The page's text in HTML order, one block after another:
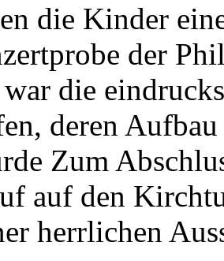
die Kinder
der
die
deren
Zum
auf den
herrlichen